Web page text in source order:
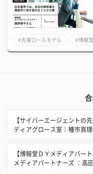
#先輩ロールモデル #博報堂
【サイバーエージェントの
ディアグロース室：種市真
【博報堂ＤＹメディアパー
メディアパートナーズ ：高